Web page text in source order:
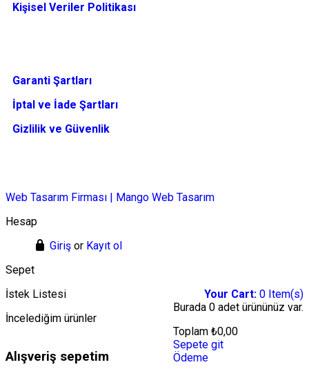
Kişisel Veriler Politikası
Garanti Şartları
İptal ve İade Şartları
Gizlilik ve Güvenlik
Web Tasarım Firması | Mango Web Tasarım
Hesap
Giriş or Kayıt ol
Sepet
Your Cart: 0 Item(s)
Burada 0 adet ürününüz var.
Toplam ₺0,00
Sepete git
Ödeme
İstek Listesi
İncelediğim ürünler
Alışveriş sepetim